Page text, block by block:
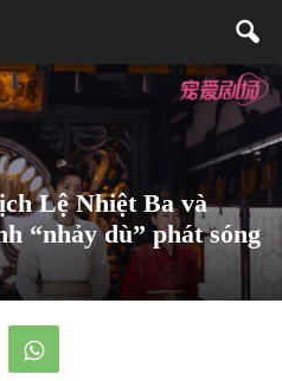
Lệ Nhiệt Ba và
“nhảy dù” phát sóng